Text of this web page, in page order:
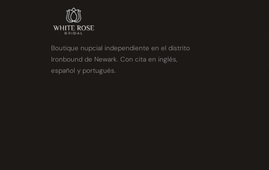
Boutique nupcial independiente en el distrito
Ironbound de Newark. Con cita en inglés,
español y portugués.